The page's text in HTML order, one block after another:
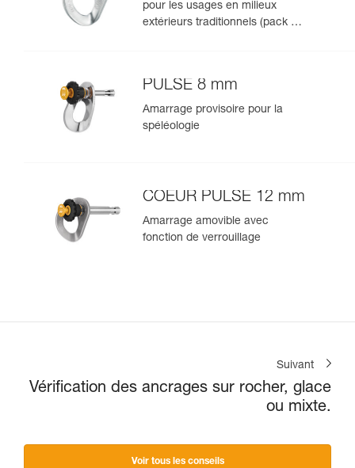
pour les usages en milieux
extérieurs traditionnels (pack de
PULSE 8 mm
Amarrage provisoire pour la
spéléologie
COEUR PULSE 12 mm
Amarrage amovible avec
fonction de verrouillage
Suivant
Vérification des ancrages sur rocher, glace
ou mixte.
Voir tous les conseils